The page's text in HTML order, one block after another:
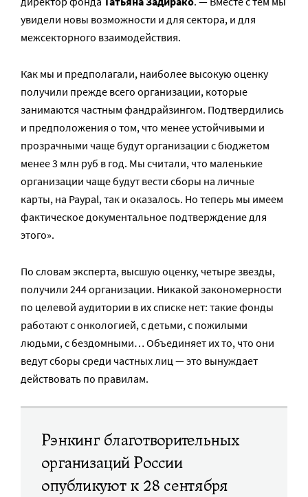
увидели новы возможности и для сектора, и для
межсекторного взаимодействия.
Как мы и предполагали, наиболее высокую оценку
получили прежде всего организации, которые
занимаются частным фандрайзингом. Подтвердились
и предположения о том, что менее устойчивыми и
прозрачными чаще будут организации с бюджетом
менее 3 млн руб в год. Мы считали, что маленькие
организации чаще будут вести сборы на личные
карты, на Paypal, так и оказалось. Но теперь мы имеем
фактическое документальное подтверждение для
этого».
По словам эксперта, высшую оценку, четыре звезды,
получили 244 организации. Никакой закономерности
по целевой аудитории в их списке нет: такие фонды
работают с онкологией, с детьми, с пожилыми
людьми, с бездомными… Объединяет их то, что они
ведут сборы среди частных лиц — это вынуждает
действовать по правилам.
Рэнкинг благотворительных
организаций России
опубликуют к 28 сентября